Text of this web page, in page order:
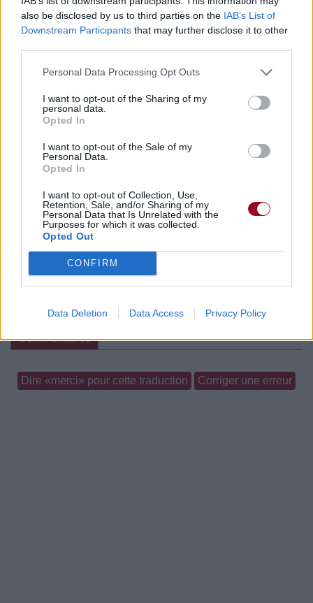
also be disclosed by us to third parties on the IAB’s List of
Downstream Participants that may further disclose it to other
Personal Data Processing Opt Outs
I want to opt-out of the Sharing of my
personal data.
Opted In
I want to opt-out of the Sale of my
Personal Data.
Opted In
I want to opt-out of Collection, Use,
Retention, Sale, and/or Sharing of my
Personal Data that Is Unrelated with the
Purposes for which it was collected.
Opted Out
CONFIRM
Data Deletion Data Access Privacy Policy
Paroles + Traduction Téléchargement
Vidéos
Voir la vidéo de «Man On The
Silver Mountain»
Concert/Live Concert/Live
Concert/Live
Paroles + Traduction Téléchargement
Vidéos
Commentaires
Dire «merci» pour cette traduction Corriger une erreur